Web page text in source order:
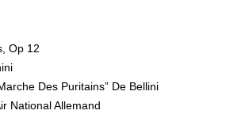
Op 12
Des Puritains” De Bellini
National Allemand